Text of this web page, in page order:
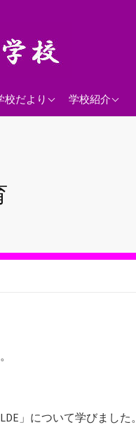
校だより
年度 学校紹介
学校経営方針
」について学びました。